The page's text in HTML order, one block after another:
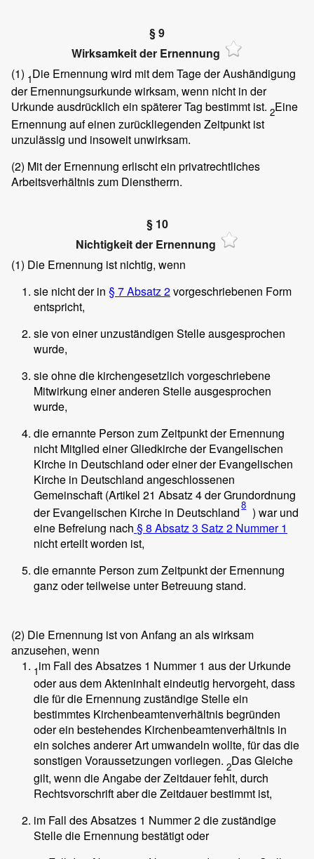
§ 9
Wirksamkeit der Ernennung
(1) 1Die Ernennung wird mit dem Tage der Aushändigung
der Ernennungsurkunde wirksam, wenn nicht in der
Urkunde ausdrücklich ein späterer Tag bestimmt ist. 2Eine
Ernennung auf einen zurückliegenden Zeitpunkt ist
unzulässig und insoweit unwirksam.
(2) Mit der Ernennung erlischt ein privatrechtliches
Arbeitsverhältnis zum Dienstherrn.
§ 10
Nichtigkeit der Ernennung
(1) Die Ernennung ist nichtig, wenn
sie nicht der in § 7 Absatz 2vorgeschriebenen Form
entspricht,
sie von einer unzuständigen Stelle ausgesprochen
wurde,
sie ohne die kirchengesetzlich vorgeschriebene
Mitwirkung einer anderen Stelle ausgesprochen
wurde,
die ernannte Person zum Zeitpunkt der Ernennung
nicht Mitglied einer Gliedkirche der Evangelischen
Kirche in Deutschland oder einer der Evangelischen
Kirche in Deutschland angeschlossenen
Gemeinschaft (Artikel 21 Absatz 4 der Grundordnung
der Evangelischen Kirche in Deutschland8 ) war und
eine Befreiung nach § 8 Absatz 3 Satz 2 Nummer 1
nicht erteilt worden ist,
die ernannte Person zum Zeitpunkt der Ernennung
ganz oder teilweise unter Betreuung stand.
(2) Die Ernennung ist von Anfang an als wirksam
anzusehen, wenn
1im Fall des Absatzes 1 Nummer 1 aus der Urkunde
oder aus dem Akteninhalt eindeutig hervorgeht, dass
die für die Ernennung zuständige Stelle ein
bestimmtes Kirchenbeamtenverhältnis begründen
oder ein bestehendes Kirchenbeamtenverhältnis in
ein solches anderer Art umwandeln wollte, für das die
sonstigen Voraussetzungen vorliegen. 2Das Gleiche
gilt, wenn die Angabe der Zeitdauer fehlt, durch
Rechtsvorschrift aber die Zeitdauer bestimmt ist,
im Fall des Absatzes 1 Nummer 2 die zuständige
Stelle die Ernennung bestätigt oder